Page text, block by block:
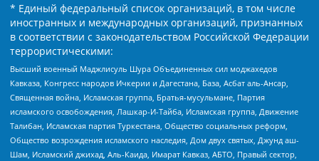
* Единый федеральный список организаций, в том числе
иностранных и международных организаций, признанных
в соответствии с законодательством Российской Федерации
террористическими:
Высший военный Маджлисуль Шура Объединенных сил моджахедов
Кавказа, Конгресс народов Ичкерии и Дагестана, База, Асбат аль-Ансар,
Священная война, Исламская группа, Братья-мусульмане, Партия
исламского освобождения, Лашкар-И-Тайба, Исламская группа, Движение
Талибан, Исламская партия Туркестана, Общество социальных реформ,
Общество возрождения исламского наследия, Дом двух святых, Джунд аш-
Шам, Исламский джихад, Аль-Каида, Имарат Кавказ, АБТО, Правый сектор,